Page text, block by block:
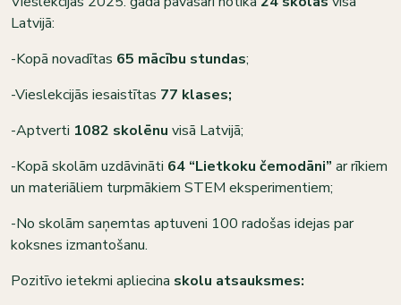
Latvijā:
-Kopā novadītas 65 mācību stundas;
-Vieslekcijās iesaistītas 77 klases;
-Aptverti 1082 skolēnu visā Latvijā;
-Kopā skolām uzdāvināti 64 “Lietkoku čemodāni” ar rīkiem
un materiāliem turpmākiem STEM eksperimentiem;
-No skolām saņemtas aptuveni 100 radošas idejas par
koksnes izmantošanu.
Pozitīvo ietekmi apliecina skolu atsauksmes: